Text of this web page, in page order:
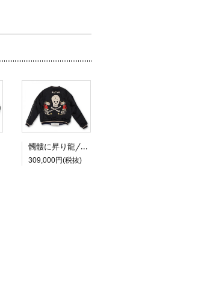
髑髏に昇り龍/Kathy
309,000円(税抜)